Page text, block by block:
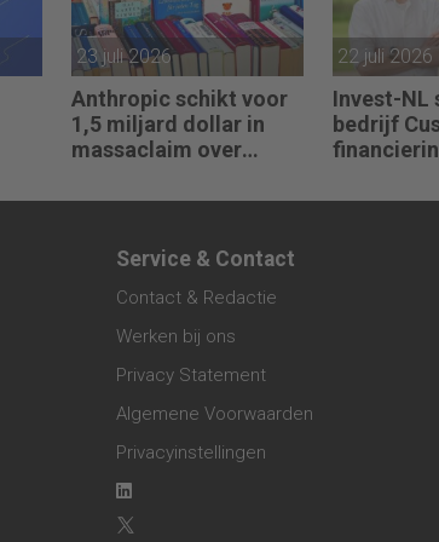
23 juli 2026
Anthropic schikt voor
1,5 miljard dollar in
massaclaim over
boeken
22 juli 2026
Invest-NL
bedrijf
Service & Contact
Contact & Redactie
Werken bij ons
Privacy Statement
Algemene Voorwaarden
Privacyinstellingen